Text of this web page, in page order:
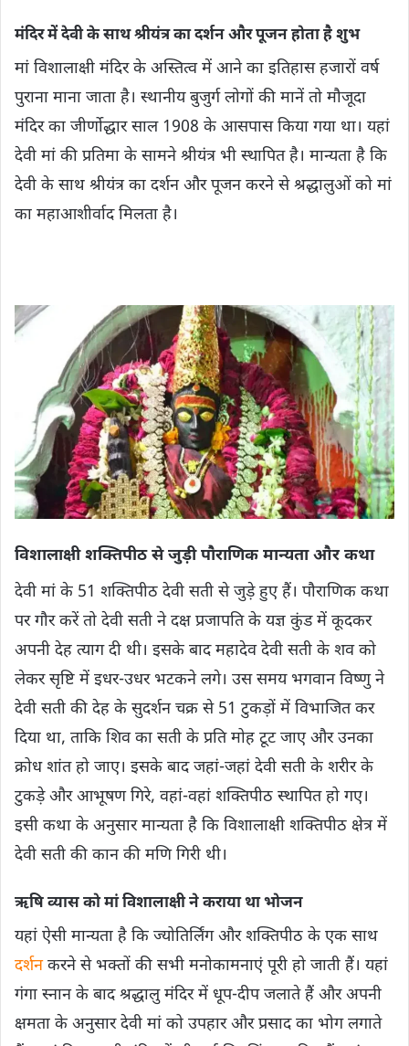
मंदिर में देवी के साथ श्रीयंत्र का दर्शन और पूजन होता है शुभ
मां विशालाक्षी मंदिर के अस्‍त‍ित्‍व में आने का इतिहास हजारों वर्ष
पुराना माना जाता है। स्‍थानीय बुजुर्ग लोगों की मानें तो मौजूदा
मंदिर का जीर्णोद्धार साल 1908 के आसपास किया गया था। यहां
देवी मां की प्रतिमा के सामने श्रीयंत्र भी स्थापित है। मान्‍यता है कि
देवी के साथ श्रीयंत्र का दर्शन और पूजन करने से श्रद्धालुओं को मां
का महाआशीर्वाद मिलता है।
विशालाक्षी शक्तिपीठ से जुड़ी पौराणिक मान्‍यता और कथा
देवी मां के 51 शक्तिपीठ देवी सती से जुड़े हुए हैं। पौराणिक कथा
पर गौर करें तो देवी सती ने दक्ष प्रजापति के यज्ञ कुंड में कूदकर
अपनी देह त्‍याग दी थी। इसके बाद महादेव देवी सती के शव को
लेकर सृष्टि में इधर-उधर भटकने लगे। उस समय भगवान विष्णु ने
देवी सती की देह के सुदर्शन चक्र से 51 टुकड़ों में विभाजित कर
दिया था, ताकि शिव का सती के प्रति मोह टूट जाए और उनका
क्रोध शांत हो जाए। इसके बाद जहां-जहां देवी सती के शरीर के
टुकड़े और आभूषण गिरे, वहां-वहां शक्तिपीठ स्थापित हो गए।
इसी कथा के अनुसार मान्‍यता है कि विशालाक्षी शक्तिपीठ क्षेत्र में
देवी सती की कान की मणि गिरी थी।
ऋषि व्यास को मां विशालाक्षी ने कराया था भोजन
यहां ऐसी मान्यता है कि ज्योतिर्लिंग और शक्तिपीठ के एक साथ
दर्शनकरने से भक्तों की सभी मनोकामनाएं पूरी हो जाती हैं। यहां
गंगा स्नान के बाद श्रद्धालु मंदिर में धूप-दीप जलाते हैं और अपनी
क्षमता के अनुसार देवी मां को उपहार और प्रसाद का भोग लगाते